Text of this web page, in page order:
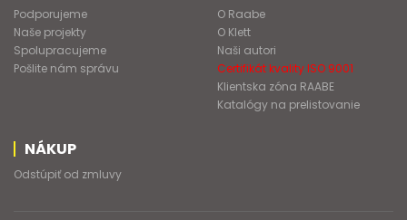
Podporujeme
Naše projekty
Spolupracujeme
Pošlite nám správu
O Raabe
O Klett
Naši autori
Certifikát kvality ISO 9001
Klientska zóna RAABE
Katalógy na prelistovanie
NÁKUP
Odstúpiť od zmluvy